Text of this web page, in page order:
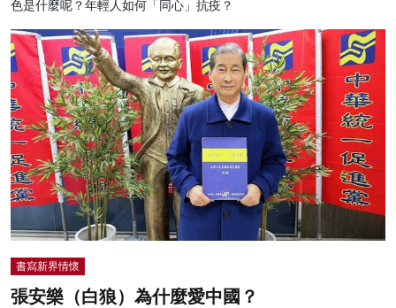
色是什麼呢？年輕人如何「同心」抗疫？
書寫新界情懷
張安樂（白狼）為什麼愛中國？